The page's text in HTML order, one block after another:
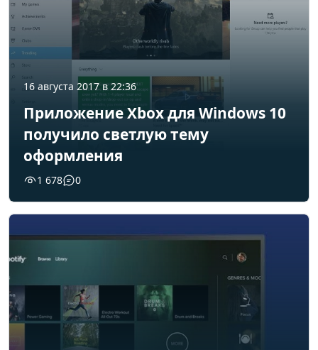
16 августа 2017 в 22:36
Приложение Xbox для Windows 10
получило светлую тему
оформления
1 678 0